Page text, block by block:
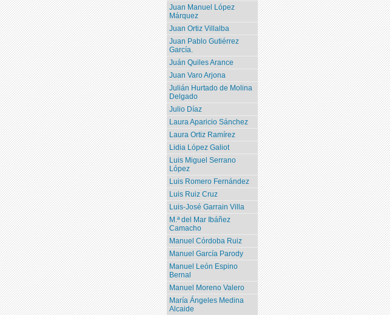
Juan Manuel López
Márquez
Juan Ortiz Villalba
Juan Pablo Gutiérrez
García.
Juán Quiles Arance
Juan Varo Arjona
Julián Hurtado de Molina
Delgado
Julio Díaz
Laura Aparicio Sánchez
Laura Ortiz Ramírez
Lidia López Galiot
Luis Miguel Serrano
López
Luis Romero Fernández
Luis Ruiz Cruz
Luis-José Garrain Villa
M.ª del Mar Ibáñez
Camacho
Manuel Córdoba Ruiz
Manuel García Parody
Manuel León Espino
Bernal
Manuel Moreno Valero
María Ángeles Medina
Alcaide